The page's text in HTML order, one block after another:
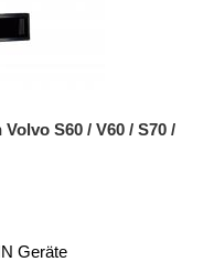
S60 / V60 / S70 /
Geräte